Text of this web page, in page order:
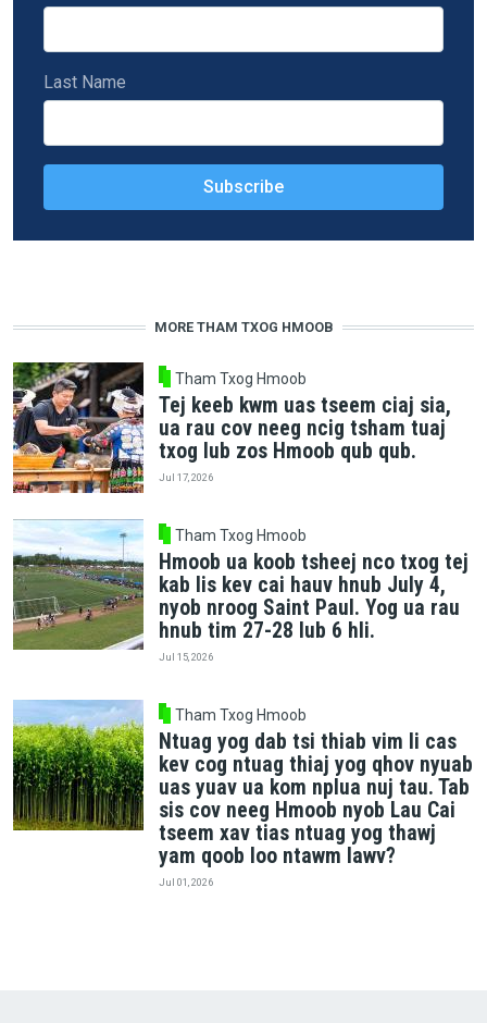
Last Name
MORE THAM TXOG HMOOB
Tham Txog Hmoob
Tej keeb kwm uas tseem ciaj sia,
ua rau cov neeg ncig tsham tuaj
txog lub zos Hmoob qub qub.
Jul 17, 2026
Tham Txog Hmoob
Hmoob ua koob tsheej nco txog tej
kab lis kev cai hauv hnub July 4,
nyob nroog Saint Paul. Yog ua rau
hnub tim 27-28 lub 6 hli.
Jul 15, 2026
Tham Txog Hmoob
Ntuag yog dab tsi thiab vim li cas
kev cog ntuag thiaj yog qhov nyuab
uas yuav ua kom nplua nuj tau. Tab
sis cov neeg Hmoob nyob Lau Cai
tseem xav tias ntuag yog thawj
yam qoob loo ntawm lawv?
Jul 01, 2026